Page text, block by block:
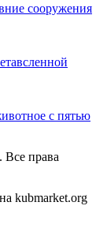
сооружения
с пятью
Все права
kubmarket.org